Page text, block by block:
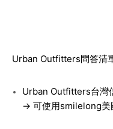
Urban Outfitters問答清
Urban Outfitters台灣
→ 可使用smilelong美